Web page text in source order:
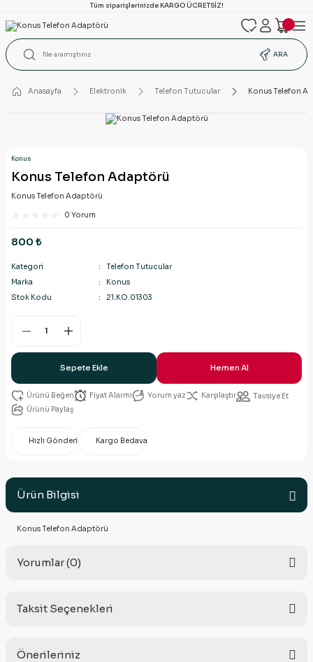
Tüm siparişlerinizde KARGO ÜCRETSİZ!
ARA
Anasayfa Elektronik Telefon Tutucular Konus Telefon
Konus
Konus Telefon Adaptörü
Konus Telefon Adaptörü
0 Yorum
800 ₺
Kategori
Telefon Tutucular
Marka
Konus
Stok Kodu
21.KO.01303
Sepete Ekle Hemen Al
Fiyat Alarmı Yorum yaz Karşılaştır
Tavsiye Et
Ürünü Paylaş
Hızlı Gönderi Kargo Bedava
Ürün Bilgisi
Konus Telefon Adaptörü
Yorumlar (0)
Taksit Seçenekleri
Önerileriniz